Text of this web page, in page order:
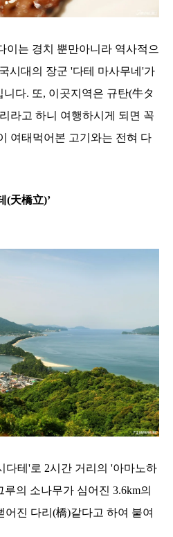
이는 경치 뿐만아니라 역사적으
시대의 장군 '다테 마사무네'가
다. 또, 이곳지역은 규탄(牛タ
라고 하니 여행하시게 되면 꼭
여태먹어본 고기와는 전혀 다
(天橋立)’
다테'로 2시간 거리의 '아마노하
의 소나무가 심어진 3.6km의
어진 다리(橋)같다고 하여 붙여